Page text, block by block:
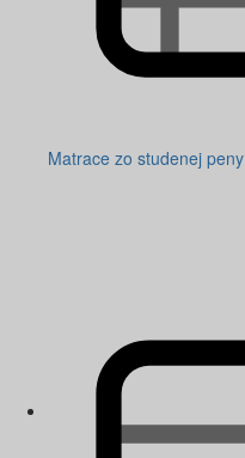
Matrace zo studenej peny